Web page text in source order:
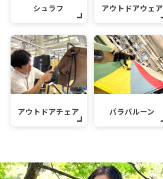
シュラフ アウトドアウェア
アウトドアチェア パラバルーン